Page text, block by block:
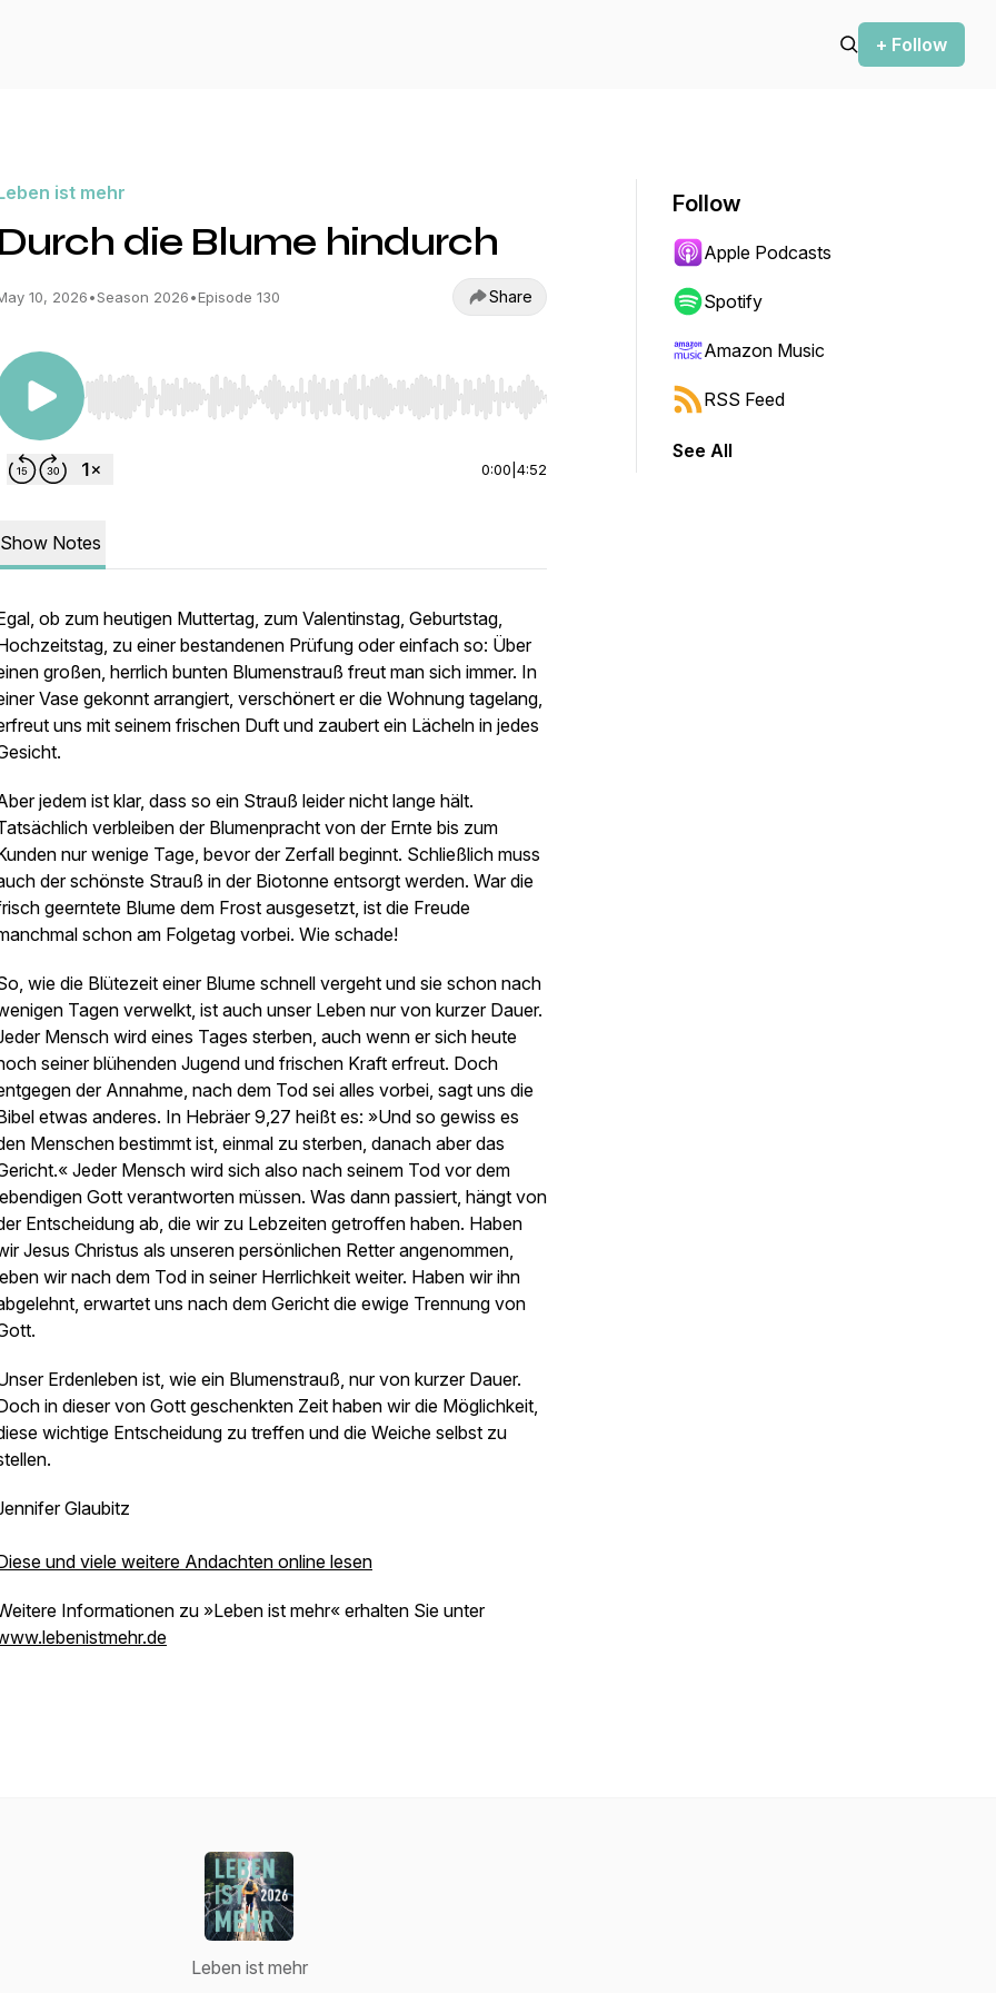
+ Follow
ist mehr
Durch die Blume hindurch
10, 2026•Season 2026•Episode 130 Share
Use Left/Right to seek, Home/End to jump to start or end. Hold shift to jump forward or backward.
0:00 4:52
Show Notes
ob zum heutigen Muttertag, zum Valentinstag, Geburtstag,
zu einer bestandenen Prüfung oder einfach so: Über
großen, herrlich bunten Blumenstrauß freut man sich immer. In
Vase gekonnt arrangiert, verschönert er die Wohnung tagelang,
uns mit seinem frischen Duft und zaubert ein Lächeln in jedes
jedem ist klar, dass so ein Strauß leider nicht lange hält.
verbleiben der Blumenpracht von der Ernte bis zum
nur wenige Tage, bevor der Zerfall beginnt. Schließlich muss
der schönste Strauß in der Biotonne entsorgt werden. War die
geerntete Blume dem Frost ausgesetzt, ist die Freude
schon am Folgetag vorbei. Wie schade!
wie die Blütezeit einer Blume schnell vergeht und sie schon nach
Tagen verwelkt, ist auch unser Leben nur von kurzer Dauer.
Mensch wird eines Tages sterben, auch wenn er sich heute
seiner blühenden Jugend und frischen Kraft erfreut. Doch
der Annahme, nach dem Tod sei alles vorbei, sagt uns die
etwas anderes. In Hebräer 9,27 heißt es: »Und so gewiss es
Menschen bestimmt ist, einmal zu sterben, danach aber das
Jeder Mensch wird sich also nach seinem Tod vor dem
Gott verantworten müssen. Was dann passiert, hängt von
Entscheidung ab, die wir zu Lebzeiten getroffen haben. Haben
Jesus Christus als unseren persönlichen Retter angenommen,
wir nach dem Tod in seiner Herrlichkeit weiter. Haben wir ihn
erwartet uns nach dem Gericht die ewige Trennung von
Erdenleben ist, wie ein Blumenstrauß, nur von kurzer Dauer.
in dieser von Gott geschenkten Zeit haben wir die Möglichkeit,
wichtige Entscheidung zu treffen und die Weiche selbst zu
Glaubitz
und viele weitere Andachten online lesen
Informationen zu »Leben ist mehr« erhalten Sie unter
Follow
Apple Podcasts
Spotify
Amazon Music
RSS Feed
See All
Leben ist mehr